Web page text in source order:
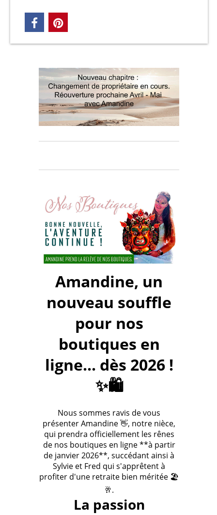
Amandine, un
nouveau souffle
pour nos
boutiques en
ligne... dès 2026 !
✨🛍️
Nous sommes ravis de vous
présenter Amandine 👋, notre nièce,
qui prendra officiellement les rênes
de nos boutiques en ligne **à partir
de janvier 2026**, succédant ainsi à
Sylvie et Fred qui s'apprêtent à
profiter d'une retraite bien méritée 🏖️
🥂.
La passion